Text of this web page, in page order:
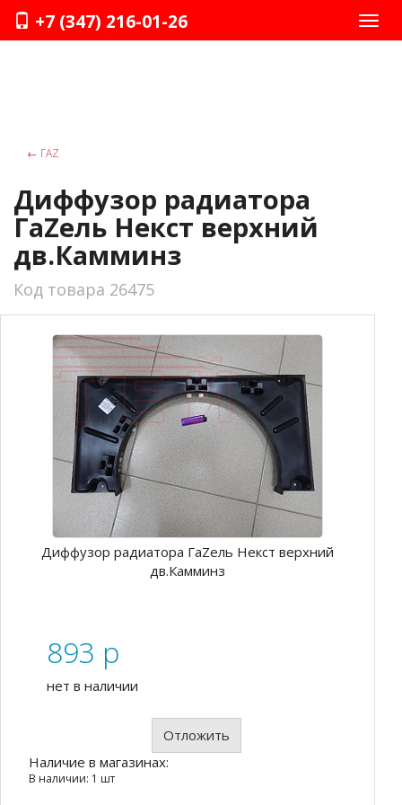
+7 (347) 216-01-26
← ГАZ
Диффузор радиатора
ГаZель Некст верхний
дв.Камминз
Код товара 26475
Диффузор радиатора ГаZель Некст верхний
дв.Камминз
893 p
нет в наличии
Отложить
Наличие в магазинах:
В наличии: 1 шт